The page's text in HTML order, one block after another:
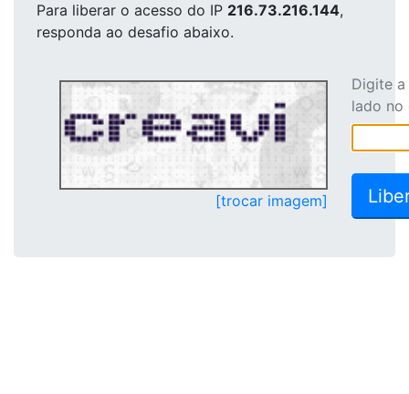
Para liberar o acesso do IP 216.73.216.144,
responda ao desafio abaixo.
[trocar imagem]
Digite
lado no